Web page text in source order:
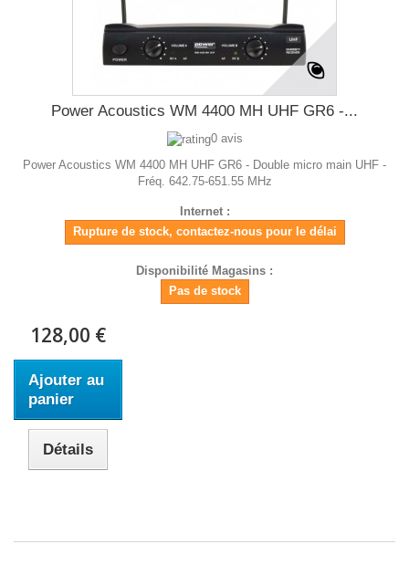
Power Acoustics WM 4400 MH UHF GR6 -...
0 avis
Power Acoustics WM 4400 MH UHF GR6 - Double micro main UHF -
Fréq. 642.75-651.55 MHz
Internet :
Rupture de stock, contactez-nous pour le délai
Disponibilité Magasins :
Pas de stock
128,00 €
Ajouter au
panier
Détails